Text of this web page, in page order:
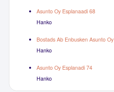
Asunto Oy Esplanaadi 68
Hanko
Bostads Ab Enbusken Asunto Oy
Hanko
Asunto Oy Esplanadi 74
Hanko